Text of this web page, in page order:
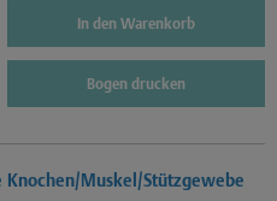
In den Warenkorb
Bogen drucken
Muskel/Stützgewebe